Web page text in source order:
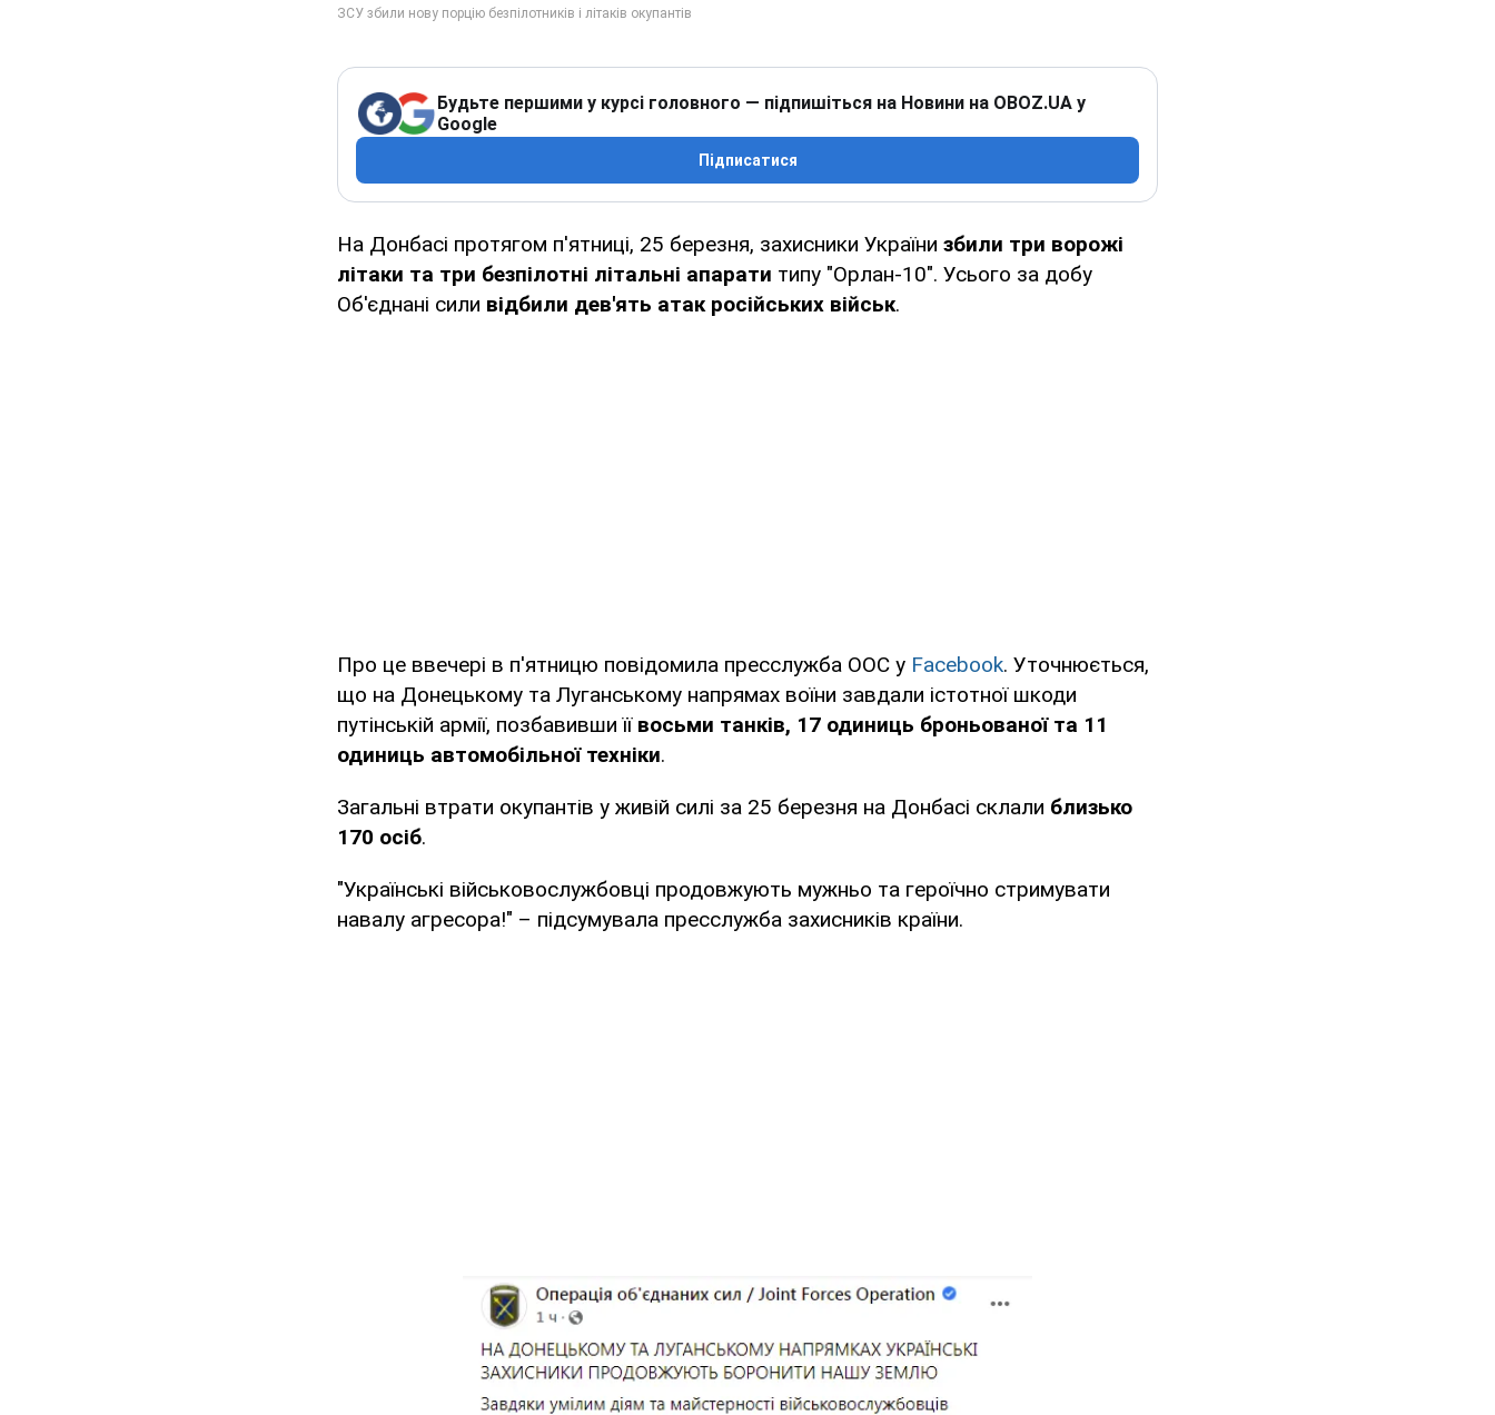
Будьте першими у курсі головного — підпишіться на Новини на OBOZ.UA у
Google
Підписатися
На Донбасі протягом п'ятниці, 25 березня, захисники України збили три ворожі
літаки та три безпілотні літальні апарати типу "Орлан-10". Усього за добу
Об'єднані сили відбили дев'ять атак російських військ.
Про це ввечері в п'ятницю повідомила пресслужба ООС у Facebook. Уточнюється,
що на Донецькому та Луганському напрямах воїни завдали істотної шкоди
путінській армії, позбавивши її восьми танків, 17 одиниць броньованої та 11
одиниць автомобільної техніки.
Загальні втрати окупантів у живій силі за 25 березня на Донбасі склали близько
170 осіб.
"Українські військовослужбовці продовжують мужньо та героїчно стримувати
навалу агресора!" – підсумувала пресслужба захисників країни.